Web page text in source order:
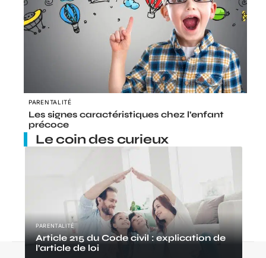
PARENTALITÉ
Les signes caractéristiques chez l’enfant
précoce
Le coin des curieux
PARENTALITÉ
Article 215 du Code civil : explication de
l’article de loi